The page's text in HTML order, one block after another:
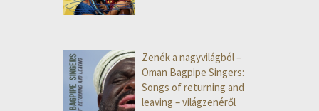
Zenék a nagyvilágból –
Oman Bagpipe Singers:
Songs of returning and
leaving – világzenéről